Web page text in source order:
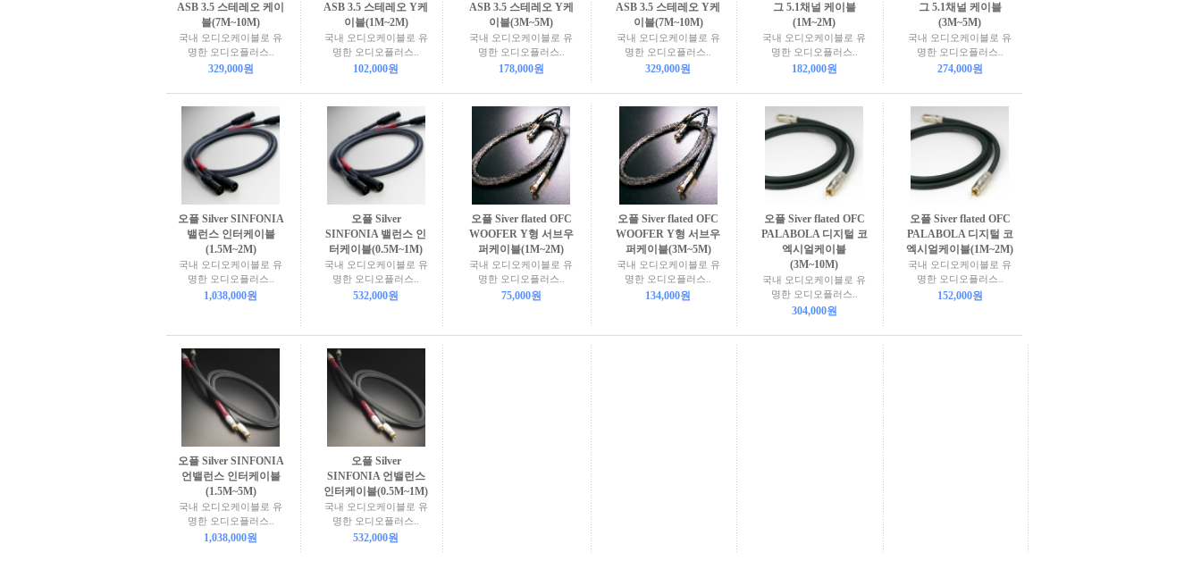
ASB 3.5 스테레오 케이
블(7M~10M)
국내 오디오케이블로 유
명한 오디오플러스..
329,000원
ASB 3.5 스테레오 Y케
이블(1M~2M)
국내 오디오케이블로 유
명한 오디오플러스..
102,000원
ASB 3.5 스테레오 Y케
이블(3M~5M)
국내 오디오케이블로 유
명한 오디오플러스..
178,000원
ASB 3.5 스테레오 Y케
이블(7M~10M)
국내 오디오케이블로 유
명한 오디오플러스..
329,000원
그 5.1채널 케이블
(1M~2M)
국내 오디오케이블로 유
명한 오디오플러스..
182,000원
그 5.1채널 케이블
(3M~5M)
국내 오디오케이블로 유
명한 오디오플러스..
274,000원
오플 Silver SINFONIA
밸런스 인터케이블
(1.5M~2M)
국내 오디오케이블로 유
명한 오디오플러스..
1,038,000원
오플 Silver
SINFONIA 밸런스 인
터케이블(0.5M~1M)
국내 오디오케이블로 유
명한 오디오플러스..
532,000원
오플 Siver flated OFC
WOOFER Y형 서브우
퍼케이블(1M~2M)
국내 오디오케이블로 유
명한 오디오플러스..
75,000원
오플 Siver flated OFC
WOOFER Y형 서브우
퍼케이블(3M~5M)
국내 오디오케이블로 유
명한 오디오플러스..
134,000원
오플 Siver flated OFC
PALABOLA 디지털 코
엑시얼케이블
(3M~10M)
국내 오디오케이블로 유
명한 오디오플러스..
304,000원
오플 Siver flated OFC
PALABOLA 디지털 코
엑시얼케이블(1M~2M)
국내 오디오케이블로 유
명한 오디오플러스..
152,000원
오플 Silver SINFONIA
언밸런스 인터케이블
(1.5M~5M)
국내 오디오케이블로 유
명한 오디오플러스..
1,038,000원
오플 Silver
SINFONIA 언밸런스
인터케이블(0.5M~1M)
국내 오디오케이블로 유
명한 오디오플러스..
532,000원